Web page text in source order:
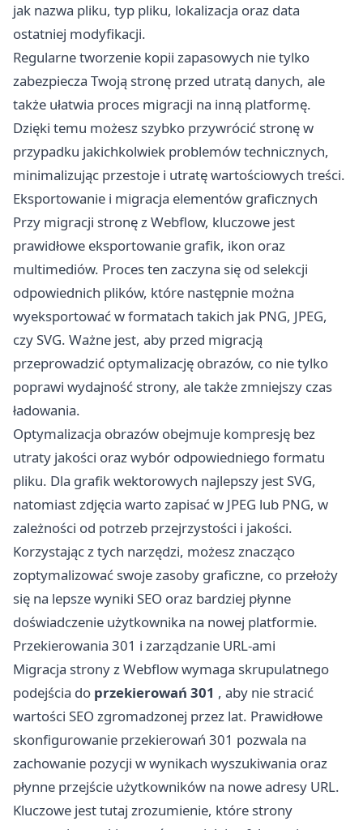
jak nazwa pliku, typ pliku, lokalizacja oraz data
ostatniej modyfikacji.
Regularne tworzenie kopii zapasowych nie tylko
zabezpiecza Twoją stronę przed utratą danych, ale
także ułatwia proces migracji na inną platformę.
Dzięki temu możesz szybko przywrócić stronę w
przypadku jakichkolwiek problemów technicznych,
minimalizując przestoje i utratę wartościowych treści.
Eksportowanie i migracja elementów graficznych
Przy migracji stronę z Webflow, kluczowe jest
prawidłowe eksportowanie grafik, ikon oraz
multimediów. Proces ten zaczyna się od selekcji
odpowiednich plików, które następnie można
wyeksportować w formatach takich jak PNG, JPEG,
czy SVG. Ważne jest, aby przed migracją
przeprowadzić optymalizację obrazów, co nie tylko
poprawi wydajność strony, ale także zmniejszy czas
ładowania.
Optymalizacja obrazów obejmuje kompresję bez
utraty jakości oraz wybór odpowiedniego formatu
pliku. Dla grafik wektorowych najlepszy jest SVG,
natomiast zdjęcia warto zapisać w JPEG lub PNG, w
zależności od potrzeb przejrzystości i jakości.
Korzystając z tych narzędzi, możesz znacząco
zoptymalizować swoje zasoby graficzne, co przełoży
się na lepsze wyniki SEO oraz bardziej płynne
doświadczenie użytkownika na nowej platformie.
Przekierowania 301 i zarządzanie URL-ami
Migracja strony z Webflow wymaga skrupulatnego
podejścia do przekierowań 301 , aby nie stracić
wartości SEO zgromadzonej przez lat. Prawidłowe
skonfigurowanie przekierowań 301 pozwala na
zachowanie pozycji w wynikach wyszukiwania oraz
płynne przejście użytkowników na nowe adresy URL.
Kluczowe jest tutaj zrozumienie, które strony